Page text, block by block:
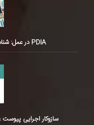
PDIA در عمل: شناسه‌گذاری بودجه و طبقه‌بندی آن
سازوکار اجرایی